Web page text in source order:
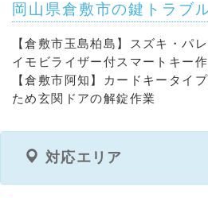
岡山県倉敷市の鍵トラブ
【倉敷市玉島柏島】スズキ・パ
イモビライザー付スマートキー
【倉敷市阿知】カードキータイ
ため玄関ドアの解錠作業
対応エリア